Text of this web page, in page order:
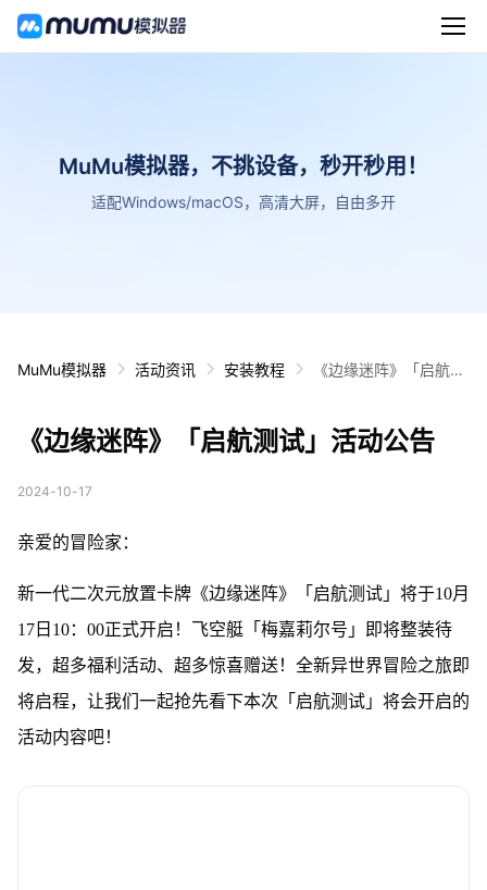
MuMu模拟器，不挑设备，秒开秒用！
适配Windows/macOS，高清大屏，自由多开
MuMu模拟器 活动资讯 安装教程
《边缘迷阵》「启航测
《边缘迷阵》「启航测试」活动公告
2024-10-17
亲爱的冒险家：
新一代二次元放置卡牌《边缘迷阵》「启航测试」将于10月
17日10：00正式开启！飞空艇「梅嘉莉尔号」即将整装待
发，超多福利活动、超多惊喜赠送！全新异世界冒险之旅即
将启程，让我们一起抢先看下本次「启航测试」将会开启的
活动内容吧！